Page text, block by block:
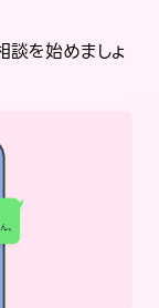
談を始めましょ